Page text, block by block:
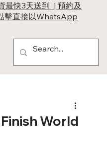
最快3天送到 | 預約及
擊直接以WhatsApp
World